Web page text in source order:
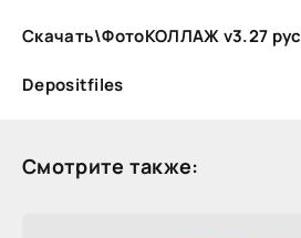
Скачать\ФотоКОЛЛАЖ v3.27 рус
Depositfiles
Смотрите также: